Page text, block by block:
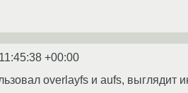
+00:00
overlayfs и aufs, выглядит